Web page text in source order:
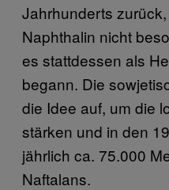
Jahrhunderts
Naphthalin nicht
es stattdessen als
begann. Die
die Idee auf, um die
stärken und in den
jährlich ca. 75.000
Naftalans.